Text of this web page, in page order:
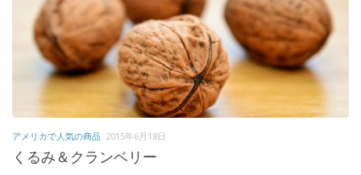
アメリカで人気の商品 2015年6月18日
くるみ＆クランベリー